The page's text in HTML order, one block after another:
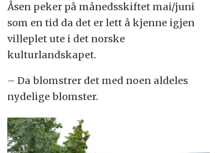
Åsen peker på månedsskiftet mai/juni
som en tid da det er lett å kjenne igjen
villeplet ute i det norske
kulturlandskapet.
– Da blomstrer det med noen aldeles
nydelige blomster.